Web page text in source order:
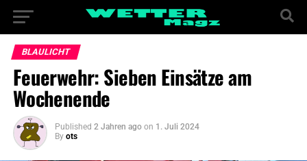
BLAULICHT
Feuerwehr: Sieben Einsätze am
Wochenende
Published 2 Jahren ago on 1. Juli 2024
By ots